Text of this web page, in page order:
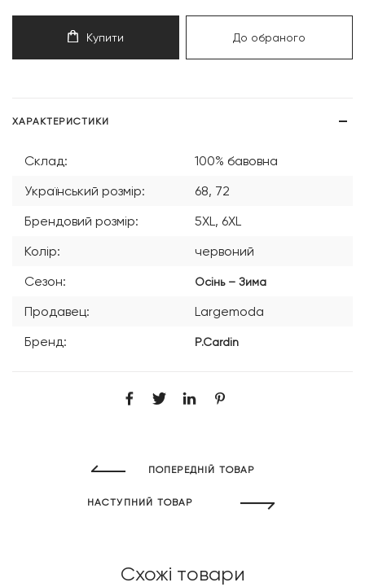
Купити До обраного
ХАРАКТЕРИСТИКИ
Склад:
100% бавовна
Український розмір:
68, 72
Брендовий розмір:
5XL, 6XL
Колір:
червоний
Сезон:
Осінь – Зима
Продавец:
Largemoda
Бренд:
P.Cardin
ПОПЕРЕДНІЙ ТОВАР
НАСТУПНИЙ ТОВАР
Схожі товари